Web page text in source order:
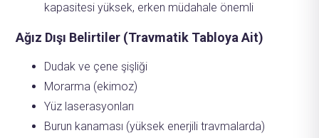
kapasitesi yüksek, erken müdahale önemli
Ağız Dışı Belirtiler (Travmatik Tabloya Ait)
Dudak ve çene şişliği
Morarma (ekimoz)
Yüz laserasyonları
Burun kanaması (yüksek enerjili travmalarda)